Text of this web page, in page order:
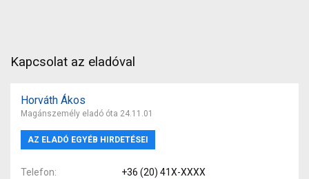
Kapcsolat az eladóval
Horváth Ákos
Magánszemély eladó óta 24.11.01
AZ ELADÓ EGYÉB HIRDETÉSEI
Telefon
+36 (20) 41X-XXXX